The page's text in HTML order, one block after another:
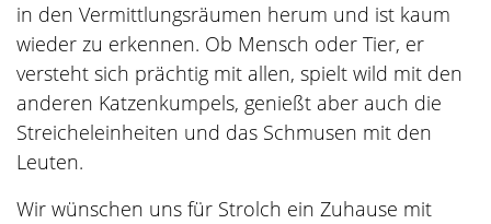
in den Vermittlungsräumen herum und ist kaum
wieder zu erkennen. Ob Mensch oder Tier, er
versteht sich prächtig mit allen, spielt wild mit den
anderen Katzenkumpels, genießt aber auch die
Streicheleinheiten und das Schmusen mit den
Leuten.
Wir wünschen uns für Strolch ein Zuhause mit